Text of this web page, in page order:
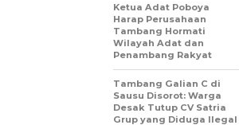
Ketua Adat Poboya
Harap Perusahaan
Tambang Hormati
Wilayah Adat dan
Penambang Rakyat
Tambang Galian C di
Sausu Disorot: Warga
Desak Tutup CV Satria
Grup yang Diduga Ilegal